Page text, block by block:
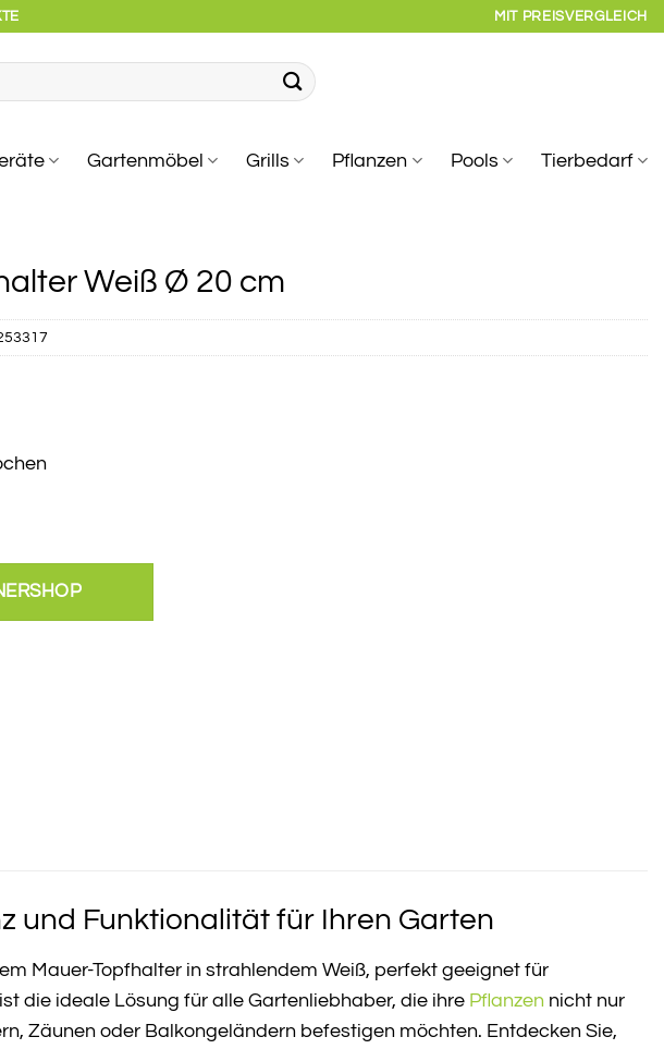
MIT PREISVERGLEICH
Gartenmöbel Grills Pflanzen Pools Tierbedarf
Weiß Ø 20 cm
und Funktionalität für Ihren Garten
Mauer-Topfhalter in strahlendem Weiß, perfekt geeignet für
die ideale Lösung für alle Gartenliebhaber, die ihre Pflanzen nicht nur
Zäunen oder Balkongeländern befestigen möchten. Entdecken Sie,